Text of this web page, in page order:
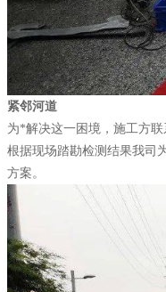
紧邻河道
为*解决这一困境，施工方
根据现场踏勘检测结果我司
方案。